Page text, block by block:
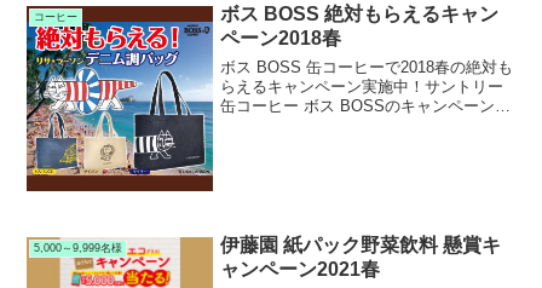
コーヒー
ボス BOSS 絶対もらえるキャン
ペーン2018春
ボス BOSS 缶コーヒーで2018春の絶対も
らえるキャンペーン実施中！サントリー
缶コーヒー ボス BOSSのキャンペーン６
5,000～9,999名様
伊藤園 紙パック野菜飲料 懸賞キ
ャンペーン2021春